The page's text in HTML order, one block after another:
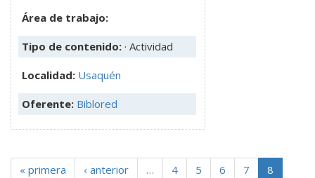
Área de trabajo:
Tipo de contenido: · Actividad
Localidad: Usaquén
Oferente: Biblored
« primera ‹ anterior … 4 5 6 7
8